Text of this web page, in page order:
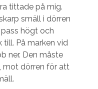
tittade på mig.
smäll i dörren
högt och
På marken vid
ner. Den måste
mot dörren för att